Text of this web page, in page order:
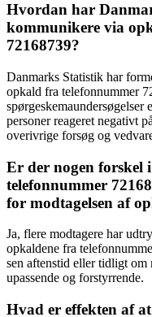
Hvordan har
kommunikere via
72168739?
Danmarks Statistik har
opkald fra telefonnummer
personer reageret negativt
overivrige forsøg og
Er der nogen forskel
telefonnummer
for modtagelsen af
Ja, flere modtagere har
opkaldene fra
sen aftenstid eller tidligt om
upassende og forstyrrende.
Hvad er effekten af